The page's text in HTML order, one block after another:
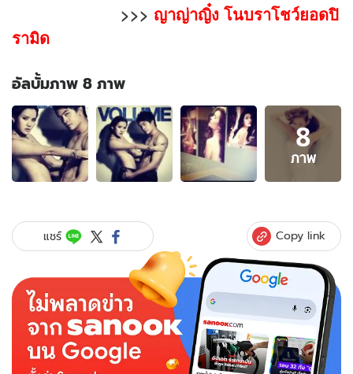
>>> ญาญ่าญิ๋ง โนบราโชว์ยอดปิ
รามิด
อัลบั้มภาพ 8 ภาพ
อัลบั้ม
ภาพ
8
ภาพ
ของ
ถ่าย
แบบ
อก
จริง
8
ภาพ
แชร์ Copy link